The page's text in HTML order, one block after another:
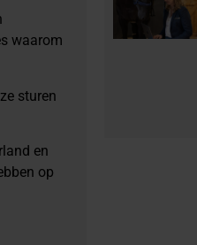
waarom
sturen
en
op